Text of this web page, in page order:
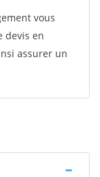
vous
devis en
assurer un